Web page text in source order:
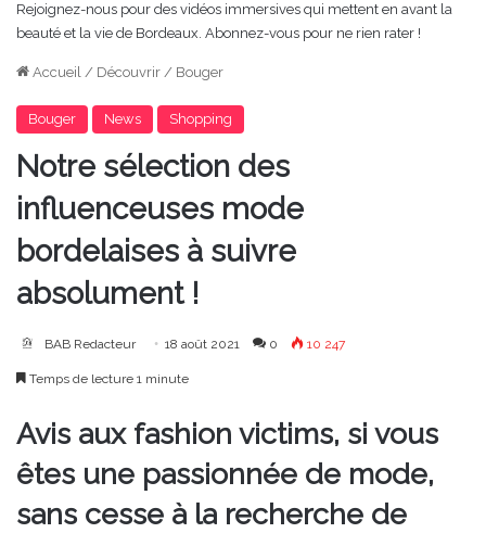
Rejoignez-nous pour des vidéos immersives qui mettent en avant la
beauté et la vie de Bordeaux. Abonnez-vous pour ne rien rater !
Accueil / Découvrir / Bouger
Bouger News Shopping
Notre sélection des
influenceuses mode
bordelaises à suivre
absolument !
BAB Redacteur 18 août 2021 0 10 247
Temps de lecture 1 minute
Avis aux fashion victims, si vous
êtes une passionnée de mode,
sans cesse à la recherche de